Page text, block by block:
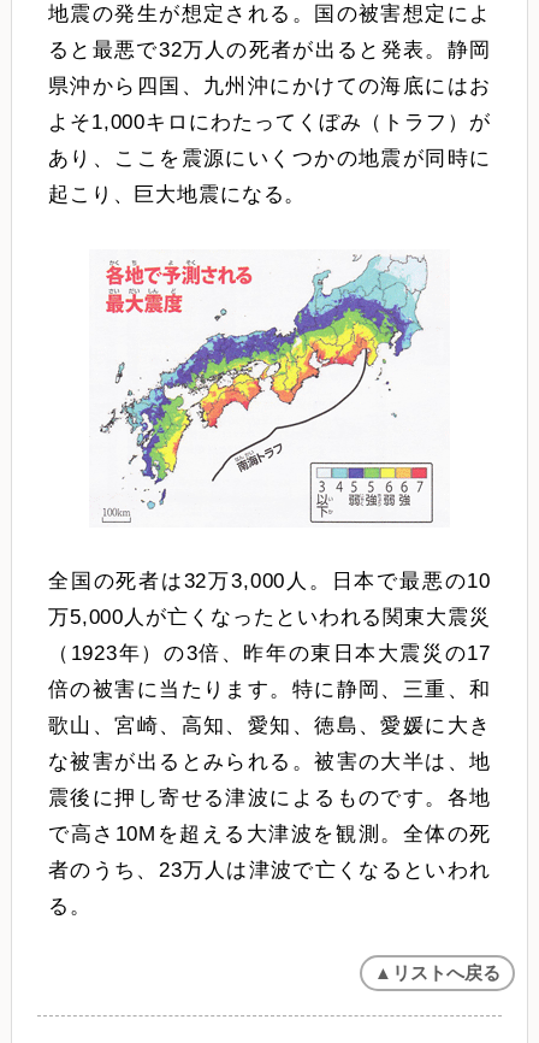
地震の発生が想定される。国の被害想定によ
ると最悪で32万人の死者が出ると発表。静岡
県沖から四国、九州沖にかけての海底にはお
よそ1,000キロにわたってくぼみ（トラフ）が
あり、ここを震源にいくつかの地震が同時に
起こり、巨大地震になる。
全国の死者は32万3,000人。日本で最悪の10
万5,000人が亡くなったといわれる関東大震災
（1923年）の3倍、昨年の東日本大震災の17
倍の被害に当たります。特に静岡、三重、和
歌山、宮崎、高知、愛知、徳島、愛媛に大き
な被害が出るとみられる。被害の大半は、地
震後に押し寄せる津波によるものです。各地
で高さ10Mを超える大津波を観測。全体の死
者のうち、23万人は津波で亡くなるといわれ
る。
▲リストへ戻る